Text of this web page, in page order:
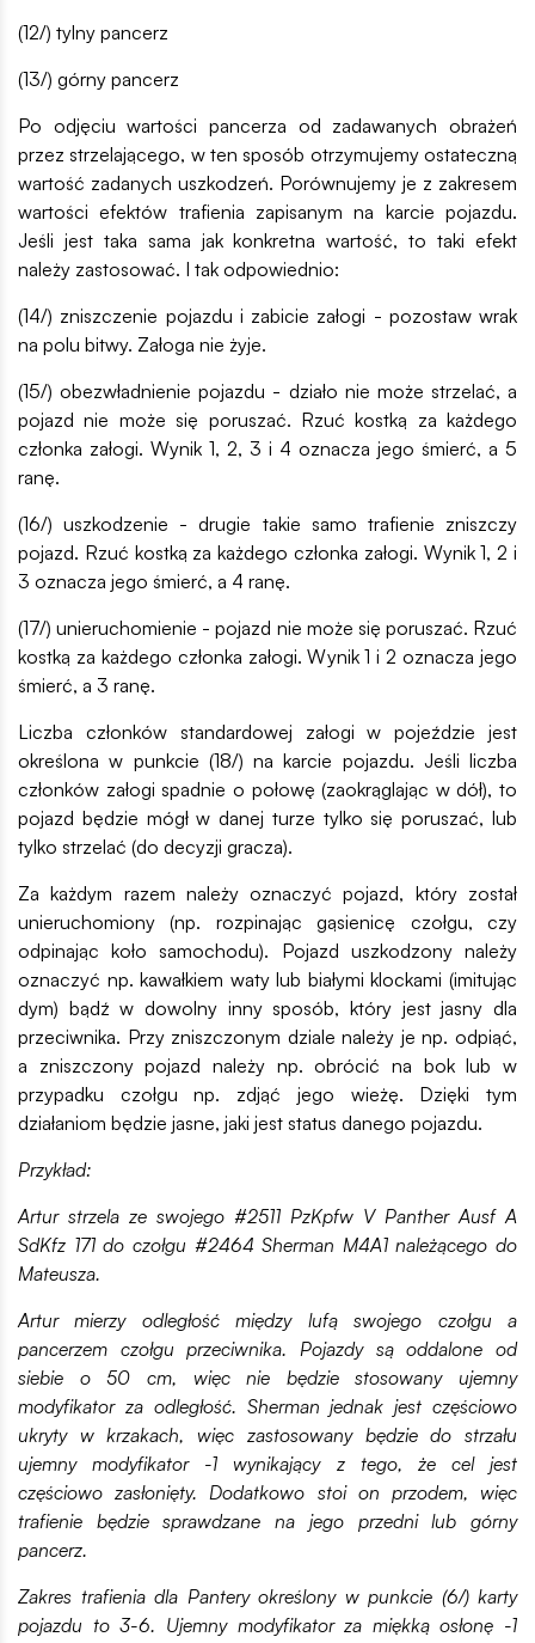
(12/) tylny pancerz
(13/) górny pancerz
Po odjęciu wartości pancerza od zadawanych obrażeń
przez strzelającego, w ten sposób otrzymujemy ostateczną
wartość zadanych uszkodzeń. Porównujemy je z zakresem
wartości efektów trafienia zapisanym na karcie pojazdu.
Jeśli jest taka sama jak konkretna wartość, to taki efekt
należy zastosować. I tak odpowiednio:
(14/) zniszczenie pojazdu i zabicie załogi - pozostaw wrak
na polu bitwy. Załoga nie żyje.
(15/) obezwładnienie pojazdu - działo nie może strzelać, a
pojazd nie może się poruszać. Rzuć kostką za każdego
członka załogi. Wynik 1, 2, 3 i 4 oznacza jego śmierć, a 5
ranę.
(16/) uszkodzenie - drugie takie samo trafienie zniszczy
pojazd. Rzuć kostką za każdego członka załogi. Wynik 1, 2 i
3 oznacza jego śmierć, a 4 ranę.
(17/) unieruchomienie - pojazd nie może się poruszać. Rzuć
kostką za każdego członka załogi. Wynik 1 i 2 oznacza jego
śmierć, a 3 ranę.
Liczba członków standardowej załogi w pojeździe jest
określona w punkcie (18/) na karcie pojazdu. Jeśli liczba
członków załogi spadnie o połowę (zaokrąglając w dół), to
pojazd będzie mógł w danej turze tylko się poruszać, lub
tylko strzelać (do decyzji gracza).
Za każdym razem należy oznaczyć pojazd, który został
unieruchomiony (np. rozpinając gąsienicę czołgu, czy
odpinając koło samochodu). Pojazd uszkodzony należy
oznaczyć np. kawałkiem waty lub białymi klockami (imitując
dym) bądź w dowolny inny sposób, który jest jasny dla
przeciwnika. Przy zniszczonym dziale należy je np. odpiąć,
a zniszczony pojazd należy np. obrócić na bok lub w
przypadku czołgu np. zdjąć jego wieżę. Dzięki tym
działaniom będzie jasne, jaki jest status danego pojazdu.
Przykład:
Artur strzela ze swojego #2511 PzKpfw V Panther Ausf A
SdKfz 171 do czołgu #2464 Sherman M4A1 należącego do
Mateusza.
Artur mierzy odległość między lufą swojego czołgu a
pancerzem czołgu przeciwnika. Pojazdy są oddalone od
siebie o 50 cm, więc nie będzie stosowany ujemny
modyfikator za odległość. Sherman jednak jest częściowo
ukryty w krzakach, więc zastosowany będzie do strzału
ujemny modyfikator -1 wynikający z tego, że cel jest
częściowo zasłonięty. Dodatkowo stoi on przodem, więc
trafienie będzie sprawdzane na jego przedni lub górny
pancerz.
Zakres trafienia dla Pantery określony w punkcie (6/) karty
pojazdu to 3-6. Ujemny modyfikator za miękką osłonę -1